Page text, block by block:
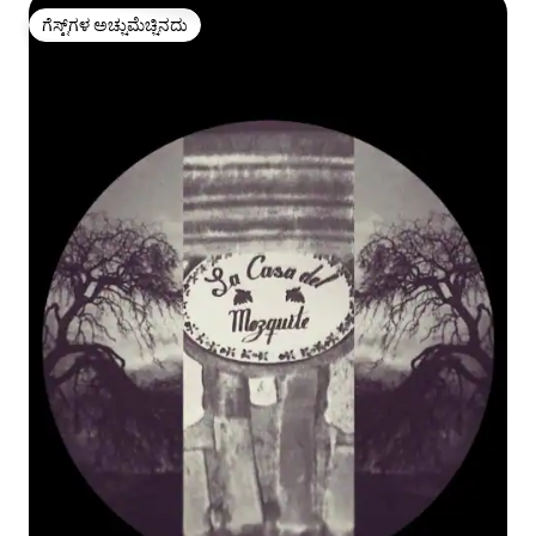
ಗೆಸ್ಟ್‌ಗಳ ಅಚ್ಚುಮೆಚ್ಚಿನದು
ಗೆಸ್ಟ್‌ಗಳ ಅಚ್ಚುಮೆಚ್ಚಿನದು